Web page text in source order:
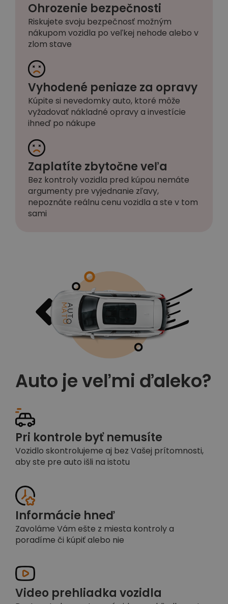
Ohrozenie bezpečnosti
Riskujete svoju bezpečnosť možným
nákupom vozidla po veľkej nehode alebo v
zlom stave
Vyhodené peniaze za opravy
Kúpite si nevedomky auto, ktoré môže
vyžadovať nákladné opravy a investície
ihneď po nákupe
Zaplatíte zbytočne veľa
Bez kontroly vozidla pred kúpou nemáte
argumenty pre vyjednanie zľavy,
nepoznáte reálnu cenu vozidla a ste v tom
sami
Auto je veľmi ďaleko?
Pri kontrole byť nemusíte
Vozidlo skontrolujeme aj bez Vašej prítomnosti,
aby ste pre auto išli na istotu
Informácie hneď
Zavoláme Vám ešte z miesta kontroly a
poradíme či kúpiť alebo nie
Video prehliadka vozidla